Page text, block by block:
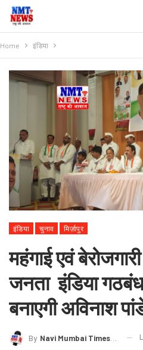
Home इंडिया
इंडिया चुनाव मिर्ज़ापुर
महंगाई एवं
जनता इंडिया
बनाएगी अविनाश
By Navi Mumbai Times News